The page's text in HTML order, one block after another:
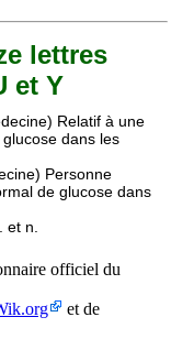
lettres
et Y
Relatif à une
dans les
Personne
de glucose dans
et n.
officiel du
et de